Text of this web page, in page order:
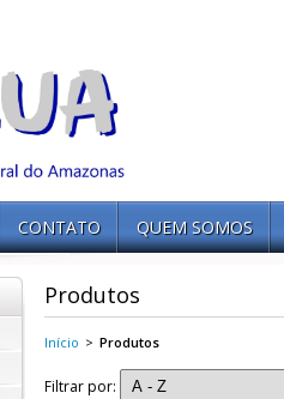
CONTATO QUEM SOMOS
Produtos
Início > Produtos
Filtrar por: